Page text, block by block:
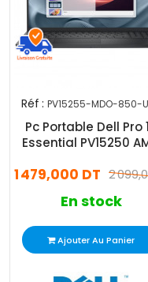
Réf : PV15255-MDO-850-
Pc Portable Dell Pro
Essential PV15250
2
1 479,000 DT
En stock
Ajouter Au Panier